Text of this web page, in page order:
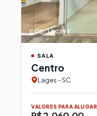
CÓD. L00393
SALA
Centro
Lages - SC
VALORES PARA ALUGAR